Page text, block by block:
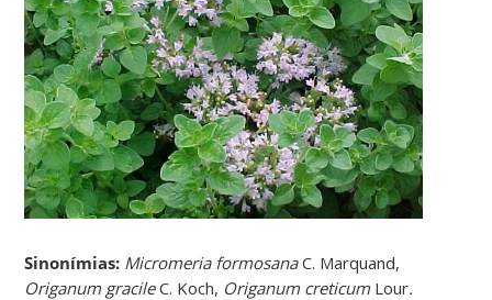
Sinonímias: Micromeria formosanaC. Marquand,
Origanum gracileC. Koch, Origanum creticum Lour.